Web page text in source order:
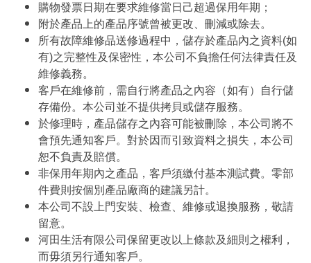
購物發票日期在要求維修當日己超過保用年期；
附於產品上的產品序號曾被更改、刪減或除去。
所有故障維修品送修過程中，儲存於產品內之資料(如
有)之完整性及保密性，本公司不負擔任何法律責任及
維修義務。
客戶在維修前，需自行將產品之內容（如有）自行儲
存備份。本公司並不提供拷貝或儲存服務。
於修理時，產品儲存之內容可能被刪除，本公司將不
會預先通知客戶。對於因而引致資料之損失，本公司
恕不負責及賠償。
非保用年期內之產品，客戶須繳付基本測試費。零部
件費則按個別產品廠商的建議另計。
本公司不設上門安裝、檢查、維修或退換服務，敬請
留意。
河田生活有限公司保留更改以上條款及細則之權利，
而毋須另行通知客戶。